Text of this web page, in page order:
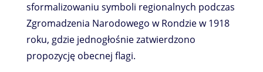
sformalizowaniu symboli regionalnych podczas
Zgromadzenia Narodowego w Rondzie w 1918
roku, gdzie jednogłośnie zatwierdzono
propozycję obecnej flagi.